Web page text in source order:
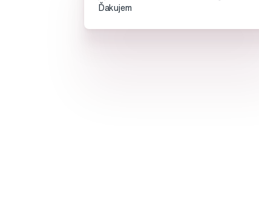
Ďakujem